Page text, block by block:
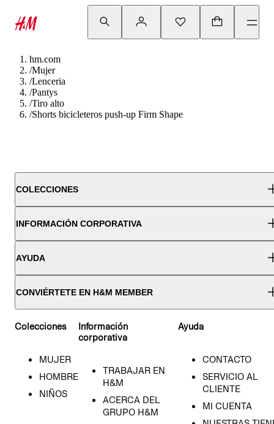
hm.com
/Mujer
/Lenceria
/Pantys
/Tiro alto
/Shorts bicicleteros push-up Firm Shape
COLECCIONES
INFORMACIÓN CORPORATIVA
AYUDA
CONVIÉRTETE EN H&M MEMBER
Colecciones
MUJER
HOMBRE
NIÑOS
Información
corporativa
TRABAJAR EN
H&M
ACERCA DEL
GRUPO H&M
Ayuda
CONTACTO
SERVICIO AL
CLIENTE
MI CUENTA